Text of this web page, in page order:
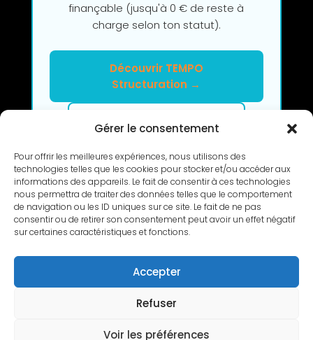
Gérer le consentement
Pour offrir les meilleures expériences, nous utilisons des
technologies telles que les cookies pour stocker et/ou accéder aux
informations des appareils. Le fait de consentir à ces technologies
nous permettra de traiter des données telles que le comportement
de navigation ou les ID uniques sur ce site. Le fait de ne pas
consentir ou de retirer son consentement peut avoir un effet négatif
sur certaines caractéristiques et fonctions.
Accepter
Refuser
Voir les préférences
finançable (jusqu'à 0 € de reste à
charge selon ton statut).
Découvrir TEMPO
Structuration →
Clarifier mon projet en 2h
RETOUR